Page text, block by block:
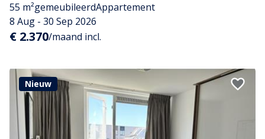
55 m²gemeubileerdAppartement
8 Aug - 30 Sep 2026
€ 2.370/maand incl.
Nieuw